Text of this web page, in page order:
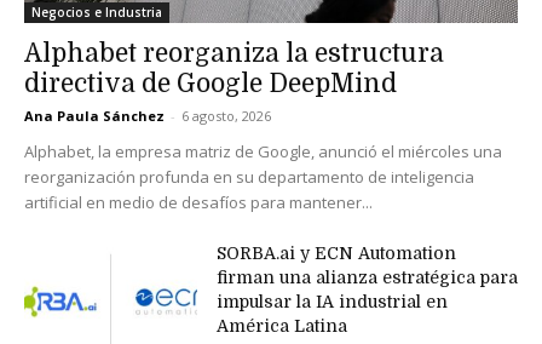
Negocios e Industria
Alphabet reorganiza la estructura
directiva de Google DeepMind
Ana Paula Sánchez - 6 agosto, 2026
Alphabet, la empresa matriz de Google, anunció el miércoles una
reorganización profunda en su departamento de inteligencia
artificial en medio de desafíos para mantener...
SORBA.ai y ECN Automation
firman una alianza estratégica para
impulsar la IA industrial en
América Latina